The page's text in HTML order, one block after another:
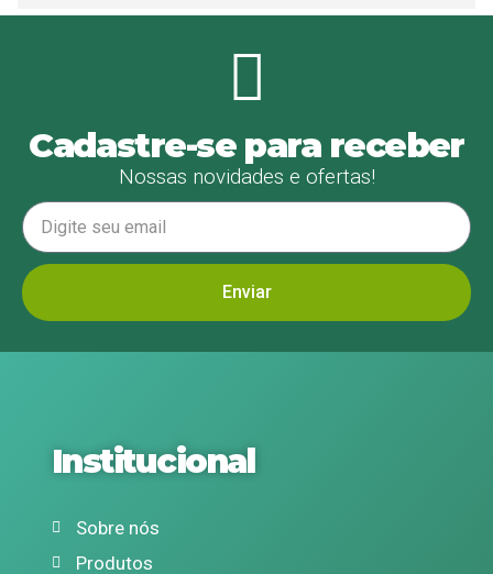
Cadastre-se para receber
Nossas novidades e ofertas!
Enviar
Institucional
Sobre nós
Produtos